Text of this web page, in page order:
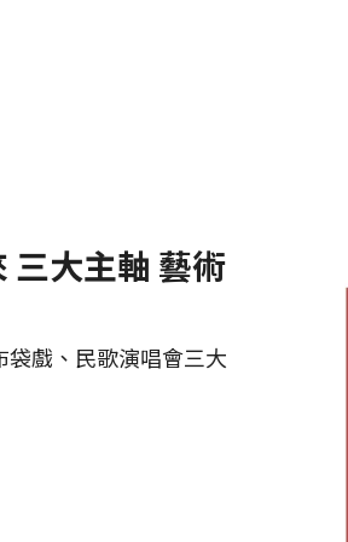
大主軸 藝術
戲、民歌演唱會三大